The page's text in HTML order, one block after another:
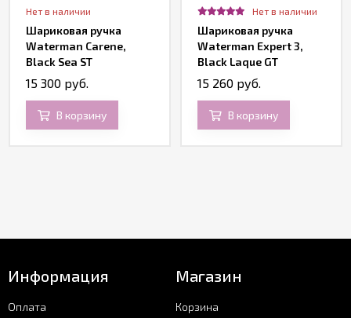
Нет в наличии
Шариковая ручка
Waterman Carene,
Black Sea ST
15 300 руб.
В корзину
Нет в наличии
Шариковая ручка
Waterman Expert 3,
Black Laque GT
15 260 руб.
В корзину
Информация
Оплата
Магазин
Корзина